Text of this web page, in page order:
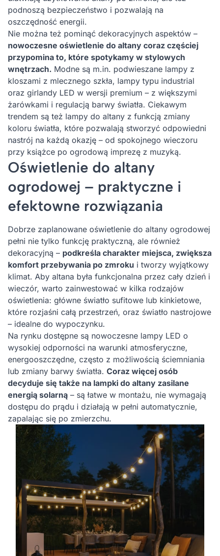
podnoszą bezpieczeństwo i pozwalają na
oszczędność energii.
Nie można też pominąć dekoracyjnych aspektów –
nowoczesne oświetlenie do altany coraz częściej
przypomina to, które spotykamy w stylowych
wnętrzach. Modne są m.in. podwieszane lampy z
kloszami z mlecznego szkła, lampy typu industrial
oraz girlandy LED w wersji premium – z większymi
żarówkami i regulacją barwy światła. Ciekawym
trendem są też lampy do altany z funkcją zmiany
koloru światła, które pozwalają stworzyć odpowiedni
nastrój na każdą okazję – od spokojnego wieczoru
przy książce po ogrodową imprezę z muzyką.
Oświetlenie do altany
ogrodowej – praktyczne i
efektowne rozwiązania
Dobrze zaplanowane oświetlenie do altany ogrodowej
pełni nie tylko funkcję praktyczną, ale również
dekoracyjną – podkreśla charakter miejsca, zwiększa
komfort przebywania po zmroku i tworzy wyjątkowy
klimat. Aby altana była funkcjonalna przez cały dzień i
wieczór, warto zainwestować w kilka rodzajów
oświetlenia: główne światło sufitowe lub kinkietowe,
które rozjaśni całą przestrzeń, oraz światło nastrojowe
– idealne do wypoczynku.
Na rynku dostępne są nowoczesne lampy LED o
wysokiej odporności na warunki atmosferyczne,
energooszczędne, często z możliwością ściemniania
lub zmiany barwy światła. Coraz więcej osób
decyduje się także na lampki do altany zasilane
energią solarną – są łatwe w montażu, nie wymagają
dostępu do prądu i działają w pełni automatycznie,
zapalając się po zmierzchu.